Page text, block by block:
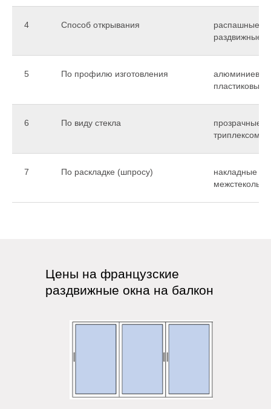
4 Способ открывания
распашные,
раздвижные
5 По профилю изготовления
пластиковые
6 По виду стекла
прозрачные,
триплексом
7 По раскладке (шпросу)
накладные
Цены на французские
раздвижные окна на балкон